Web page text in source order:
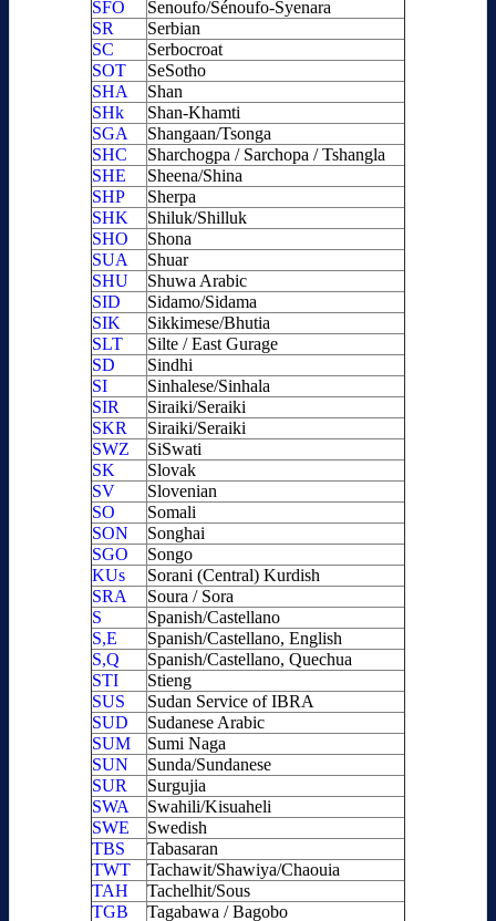
SFO
Senoufo/Sénoufo-Syenara
SR
Serbian
SC
Serbocroat
SOT
SeSotho
SHA
Shan
SHk
Shan-Khamti
SGA
Shangaan/Tsonga
SHC
Sharchogpa / Sarchopa / Tshangla
SHE
Sheena/Shina
SHP
Sherpa
SHK
Shiluk/Shilluk
SHO
Shona
SUA
Shuar
SHU
Shuwa Arabic
SID
Sidamo/Sidama
SIK
Sikkimese/Bhutia
SLT
Silte / East Gurage
SD
Sindhi
SI
Sinhalese/Sinhala
SIR
Siraiki/Seraiki
SKR
Siraiki/Seraiki
SWZ
SiSwati
SK
Slovak
SV
Slovenian
SO
Somali
SON
Songhai
SGO
Songo
KUs
Sorani (Central) Kurdish
SRA
Soura / Sora
S
Spanish/Castellano
S,E
Spanish/Castellano, English
S,Q
Spanish/Castellano, Quechua
STI
Stieng
SUS
Sudan Service of IBRA
SUD
Sudanese Arabic
SUM
Sumi Naga
SUN
Sunda/Sundanese
SUR
Surgujia
SWA
Swahili/Kisuaheli
SWE
Swedish
TBS
Tabasaran
TWT
Tachawit/Shawiya/Chaouia
TAH
Tachelhit/Sous
TGB
Tagabawa / Bagobo